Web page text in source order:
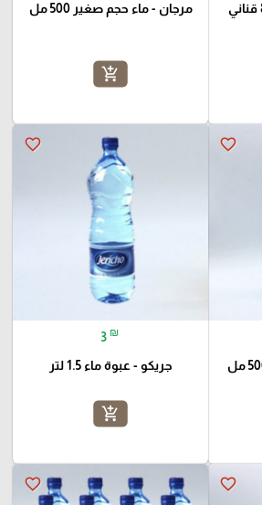
مياه فيفيان - صندوق 8 قناني
مرجان - ماء حجم صغير 500 مل
add_shopping_cart
favorite_border
favorite_border
3 ₪
جريكو - عبوة ماء 1.5 لتر
add_shopping_cart
favorite_border
favorite_border